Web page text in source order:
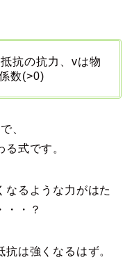
抗の抗力、vは物
数(>0)
、
式です。
なるような力がはた
・・？
抗は強くなるはず。